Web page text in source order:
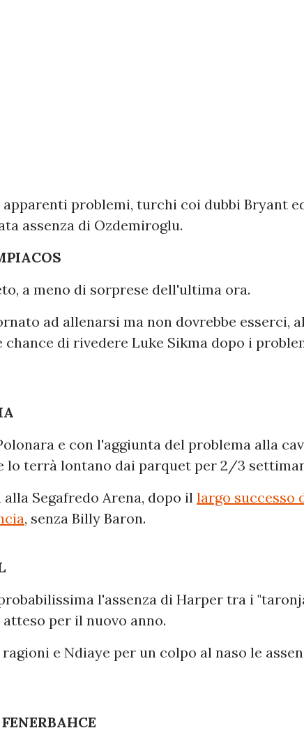
apparenti problemi, turchi coi dubbi Bryant
assenza di Ozdemiroglu.
a meno di sorprese dell'ultima ora.
ad allenarsi ma non dovrebbe esserci,
di rivedere Luke Sikma dopo i
e con l'aggiunta del problema alla
lo terrà lontano dai parquet per 2/3
Segafredo Arena, dopo il largo successo
, senza Billy Baron.
l'assenza di Harper tra i
per il nuovo anno.
e Ndiaye per un colpo al naso le